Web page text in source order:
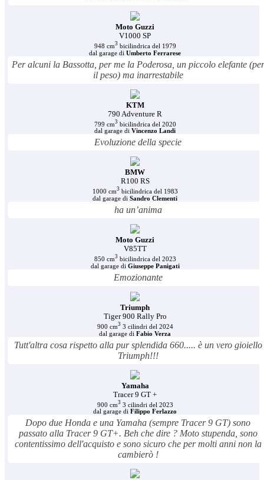
Moto Guzzi
V1000 SP
948 cm3 bicilindrica del 1979
dal garage di Umberto Ferrarese
Per alcuni la Bassotta, per me la Poderosa, un piccolo elefante (per
il peso) ma inarrestabile
KTM
790 Adventure R
799 cm3 bicilindrica del 2020
dal garage di Vincenzo Landi
Evoluzione della specie
BMW
R100 RS
1000 cm3 bicilindrica del 1983
dal garage di Sandro Clementi
ha un’anima
Moto Guzzi
V85TT
850 cm3 bicilindrica del 2023
dal garage di Giuseppe Panigati
Emozionante
Triumph
Tiger 900 Rally Pro
900 cm3 3 cilindri del 2024
dal garage di Fabio Verza
Tutt'altra cosa rispetto alla pur splendida 660..... è un vero gioiello
Triumph!!!
Yamaha
Tracer 9 GT +
900 cm3 3 cilindri del 2023
dal garage di Filippo Ferlazzo
Dopo due Honda e una Yamaha (sempre Tracer 9 GT) sono
passato alla Tracer 9 GT+. Beh che dire ? Moto stupenda, sono
contentissimo dell'acquisto e sono sicuro che per molti anni non la
cambierò !